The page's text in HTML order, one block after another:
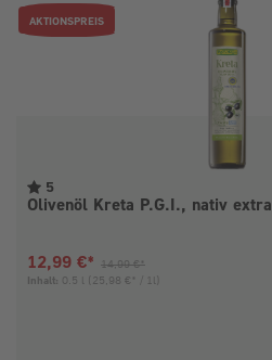
AKTIONSPREIS
5
Olivenöl Kreta P.G.I., nativ extra
Aktueller Preis:
12,99 €* 14,99 €*
Inhalt: 0.5 l (25,98 €* / 1l)